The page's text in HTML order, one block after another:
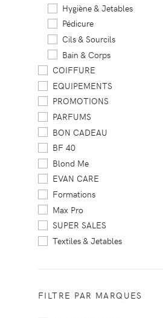
Hygiène & Jetables
Pédicure
Cils & Sourcils
Bain & Corps
COIFFURE
EQUIPEMENTS
PROMOTIONS
PARFUMS
BON CADEAU
BF 40
Blond Me
EVAN CARE
Formations
Max Pro
SUPER SALES
Textiles & Jetables
FILTRE PAR MARQUES